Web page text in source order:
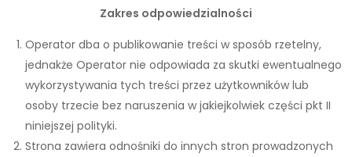
Zakres odpowiedzialności
Operator dba o publikowanie treści w sposób rzetelny,
jednakże Operator nie odpowiada za skutki ewentualnego
wykorzystywania tych treści przez użytkowników lub
osoby trzecie bez naruszenia w jakiejkolwiek części pkt II
niniejszej polityki.
Strona zawiera odnośniki do innych stron prowadzonych